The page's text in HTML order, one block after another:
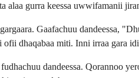
alaa gurra keessa uwwifamanii
Gaafachuu dandeessa,
dhaqabaa miti. Inni irraa gara
dandeessa. Qorannoo